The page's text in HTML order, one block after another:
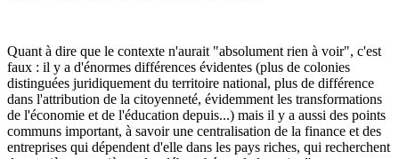
Quant à dire que le contexte n'aurait "absolument rien à voir", c'est
faux : il y a d'énormes différences évidentes (plus de colonies
distinguées juridiquement du territoire national, plus de différence
dans l'attribution de la citoyenneté, évidemment les transformations
de l'économie et de l'éducation depuis...) mais il y a aussi des points
communs important, à savoir une centralisation de la finance et des
entreprises qui dépendent d'elle dans les pays riches, qui recherchent